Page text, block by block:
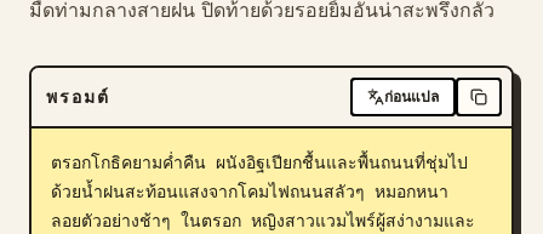
อัปเดต
มืดท่ามกลางสายฝน ปิดท้ายด้วยรอยยิ้มอันน่าสะพรึงกลัว
พรอมต์ ก่อนแปล
ตรอกโกธิคยามค่ำคืน ผนังอิฐเปียกชื้นและพื้นถนนที่ชุ่มไป
ด้วยน้ำฝนสะท้อนแสงจากโคมไฟถนนสลัวๆ หมอกหนา
ลอยตัวอย่างช้าๆ ในตรอก หญิงสาวแวมไพร์ผู้สง่างามและ